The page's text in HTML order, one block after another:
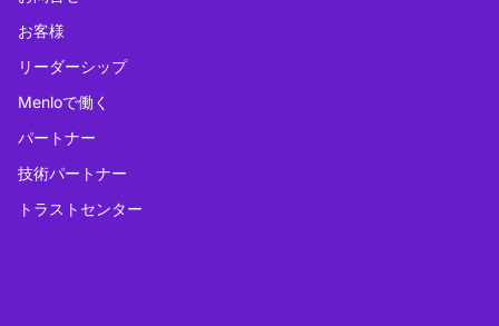
お客様
リーダーシップ
Menloで働く
パートナー
技術パートナー
トラストセンター